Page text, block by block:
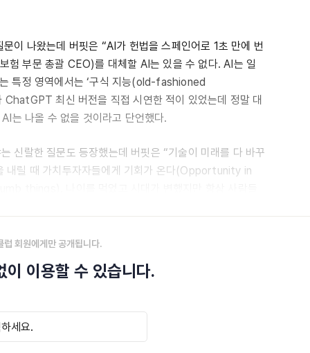
이 나왔는데 버핏은 “AI가 헌법을 스페인어로 1초 만에 번
험 부문 총괄 CEO)를 대체할 AI는 있을 수 없다. AI는 일
특정 영역에서는 ‘구식 지능(old-fashioned
최신 버전을 직접 시연한 적이 있었는데 정말 대
는 나올 수 없을 것이라고 단언했다.
신랄한 질문도 등장했는데 버핏은 “기술이 미래를 다 바꾸
내릴 때 가치투자자들에게 기회가 온다(Opportunity in
럽 회원에게만 공개됩니다.
이 이용할 수 있습니다.